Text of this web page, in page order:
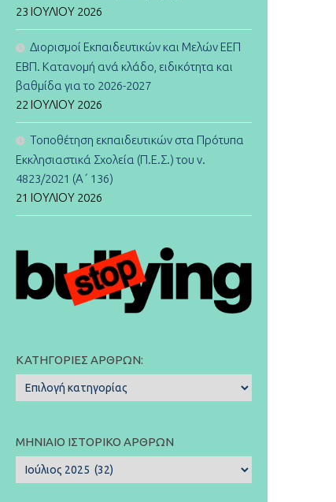
23 ΙΟΥΛΊΟΥ 2026
Διορισμοί Εκπαιδευτικών και Μελών ΕΕΠ
ΕΒΠ. Κατανομή ανά κλάδο, ειδικότητα και
βαθμίδα για το 2026-2027
22 ΙΟΥΛΊΟΥ 2026
Τοποθέτηση εκπαιδευτικών στα Πρότυπα
Εκκλησιαστικά Σχολεία (Π.Ε.Σ.) του ν.
4823/2021 (Α΄ 136)
21 ΙΟΥΛΊΟΥ 2026
ΚΑΤΗΓΟΡΊΕΣ ΆΡΘΡΩΝ:
Κατηγορίες
Άρθρων:
ΜΗΝΙΑΊΟ ΙΣΤΟΡΙΚΌ ΆΡΘΡΩΝ
Μηνιαίο
Ιστορικό